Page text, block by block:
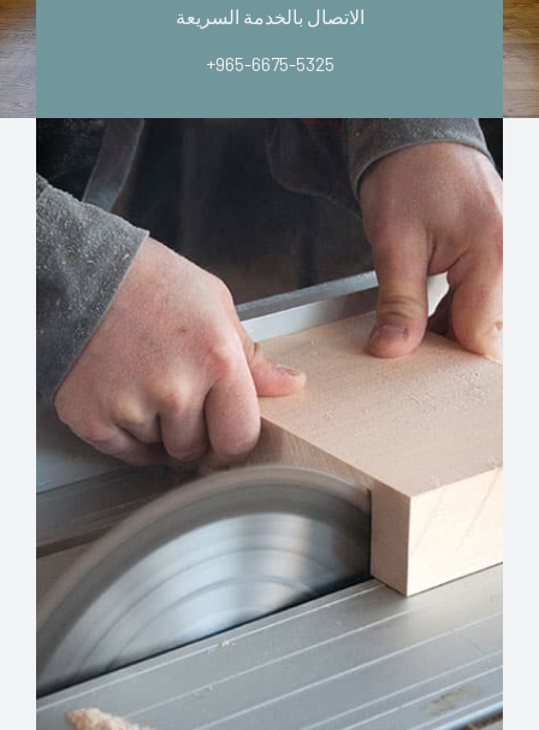
الاتصال بالخدمة السريعة
+965-6675-5325